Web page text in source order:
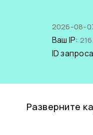
2026-08-
Ваш IP:
ID
Разверните